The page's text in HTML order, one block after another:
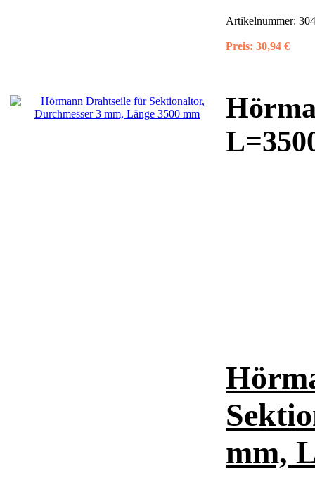
Artikelnummer:
Preis: 30,94 €
mm,